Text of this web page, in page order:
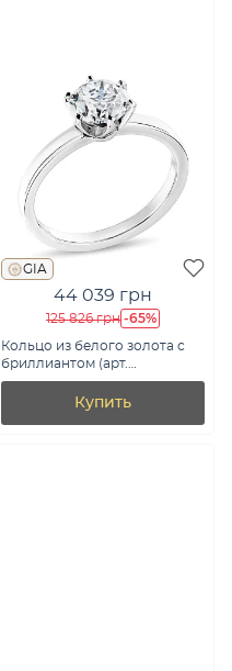
GIA
44 039 грн
125 826 грн -65%
Кольцо из белого золота с
бриллиантом (арт.
К011178030б)
Купить